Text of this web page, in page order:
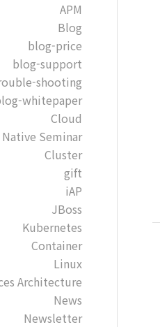
APM
Blog
blog-price
blog-support
shooting
whitepaper
Cloud
Seminar
Cluster
gift
iAP
JBoss
Kubernetes
Container
Linux
Architecture
News
Newsletter